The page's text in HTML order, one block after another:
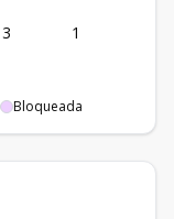
3 1
Bloqueada